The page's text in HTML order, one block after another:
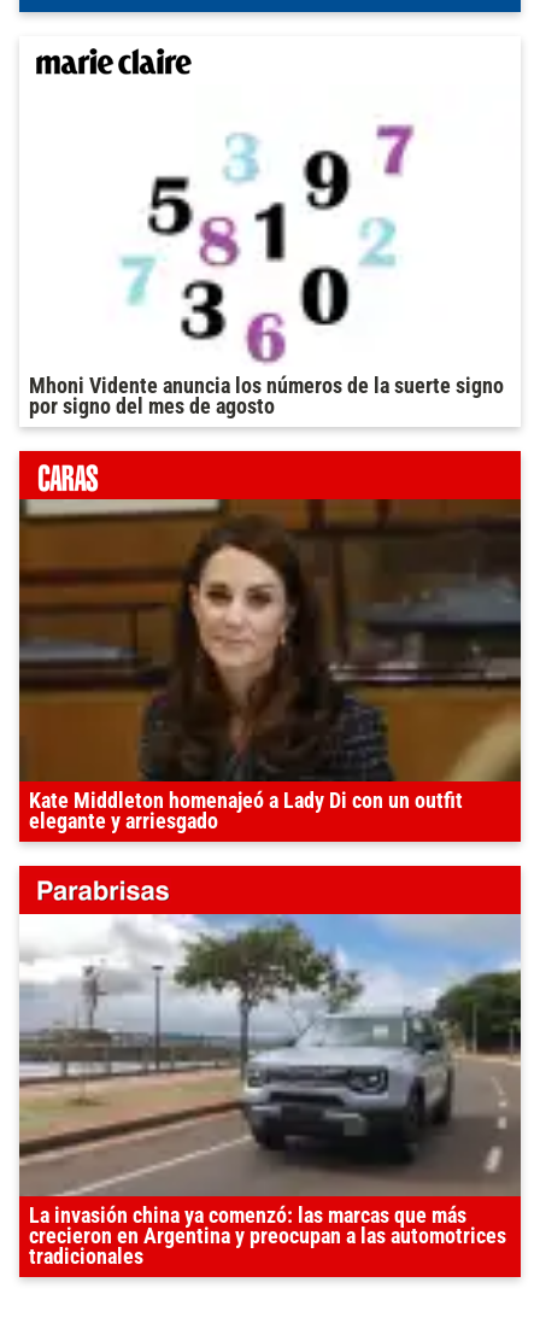
Mhoni Vidente anuncia los números de la suerte signo
por signo del mes de agosto
Kate Middleton homenajeó a Lady Di con un outfit
elegante y arriesgado
La invasión china ya comenzó: las marcas que más
crecieron en Argentina y preocupan a las automotrices
tradicionales